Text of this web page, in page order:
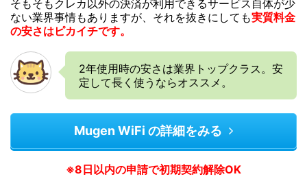
そもそもクレカ以外の決済が利用できるサービス自体が少
ない業界事情もありますが、それを抜きにしても実質料金
の安さはピカイチです。
2年使用時の安さは業界トップクラス。安
定して長く使うならオススメ。
Mugen WiFi の詳細をみる
※8日以内の申請で初期契約解除OK